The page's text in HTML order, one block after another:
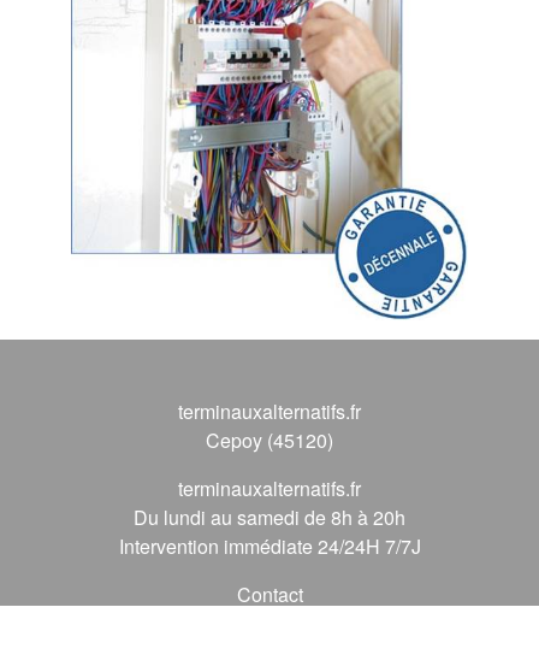
terminauxalternatifs.fr
Cepoy (45120)
terminauxalternatifs.fr
Du lundi au samedi de 8h à 20h
Intervention immédiate 24/24H 7/7J
Contact